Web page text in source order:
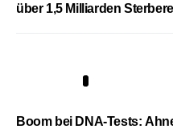
über 1,5 Milliarden
Boom bei DNA-Tests: